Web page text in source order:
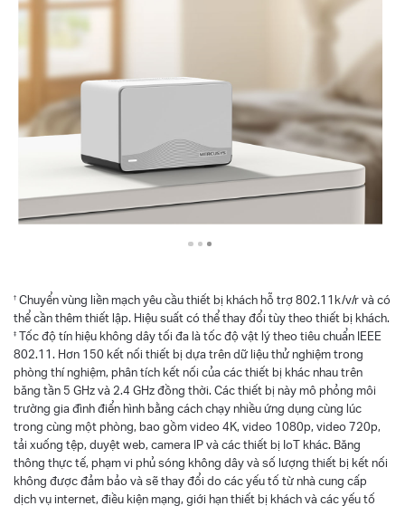
† Chuyển vùng liền mạch yêu cầu thiết bị khách hỗ trợ 802.11k/v/r và có
thể cần thêm thiết lập. Hiệu suất có thể thay đổi tùy theo thiết bị khách.
‡ Tốc độ tín hiệu không dây tối đa là tốc độ vật lý theo tiêu chuẩn IEEE
802.11. Hơn 150 kết nối thiết bị dựa trên dữ liệu thử nghiệm trong
phòng thí nghiệm, phân tích kết nối của các thiết bị khác nhau trên
băng tần 5 GHz và 2.4 GHz đồng thời. Các thiết bị này mô phỏng môi
trường gia đình điển hình bằng cách chạy nhiều ứng dụng cùng lúc
trong cùng một phòng, bao gồm video 4K, video 1080p, video 720p,
tải xuống tệp, duyệt web, camera IP và các thiết bị IoT khác. Băng
thông thực tế, phạm vi phủ sóng không dây và số lượng thiết bị kết nối
không được đảm bảo và sẽ thay đổi do các yếu tố từ nhà cung cấp
dịch vụ internet, điều kiện mạng, giới hạn thiết bị khách và các yếu tố